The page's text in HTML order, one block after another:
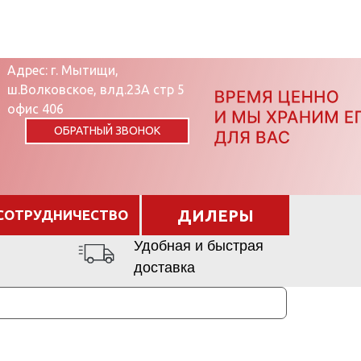
Адрес: г. Мытищи,
ш.Волковское, влд.23А стр 5
офис 406
ОБРАТНЫЙ ЗВОНОК
ДИЛЕРЫ
Удобная и быстрая
доставка